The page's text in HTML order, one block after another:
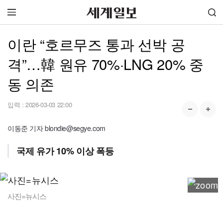
이란 “호르무즈 통과 선박 공
격”…韓 원유 70%·LNG 20% 중
동 의존
입력 : 2026-03-03 22:00
이동준 기자 blondie@segye.com
국제 유가 10% 이상 폭등
사진=뉴시스